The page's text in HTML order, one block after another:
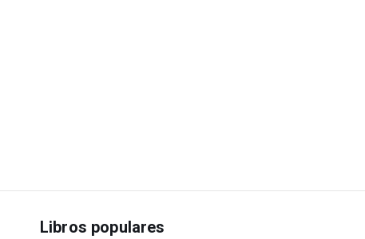
Libros populares